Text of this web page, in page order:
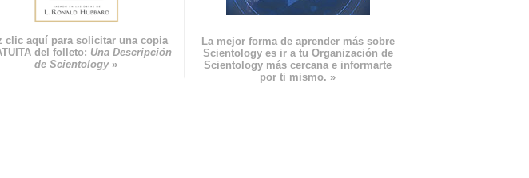
clic aquí para solicitar una copia
del folleto: Una Descripción
de Scientology»
La mejor forma de aprender más sobre
Scientology es ir a tu Organización de
Scientology más cercana e informarte
por ti mismo. »